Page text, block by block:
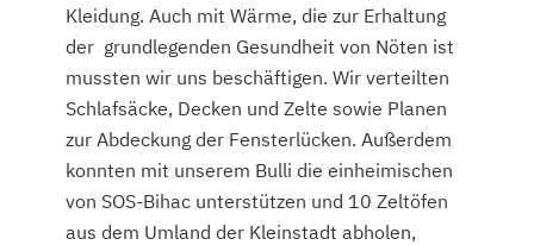
Kleidung. Auch mit Wärme, die zur Erhaltung
der grundlegenden Gesundheit von Nöten ist
mussten wir uns beschäftigen. Wir verteilten
Schlafsäcke, Decken und Zelte sowie Planen
zur Abdeckung der Fensterlücken. Außerdem
konnten mit unserem Bulli die einheimischen
von SOS-Bihac unterstützen und 10 Zeltöfen
aus dem Umland der Kleinstadt abholen,